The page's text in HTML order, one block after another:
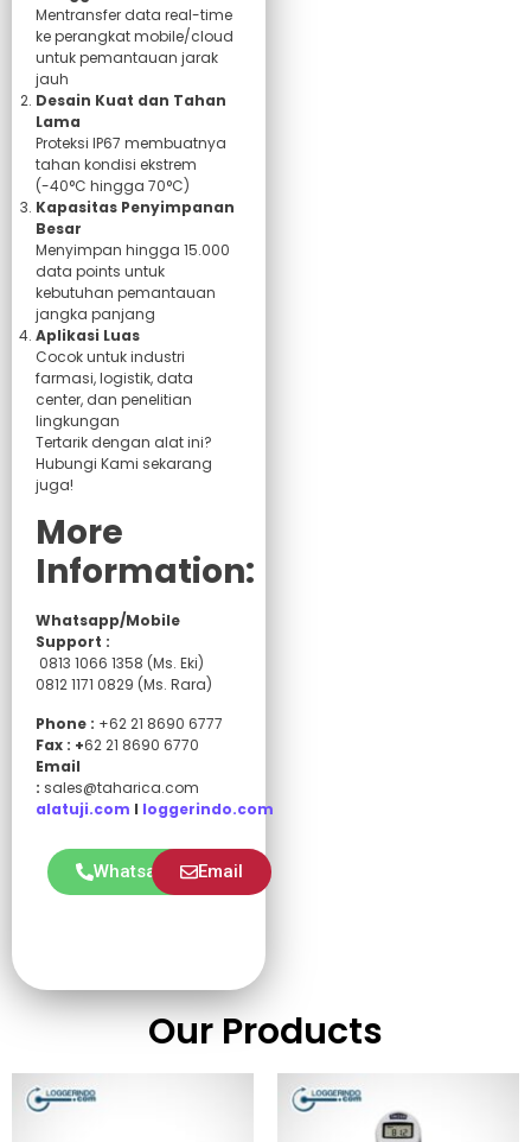
Mentransfer data real-time
ke perangkat mobile/cloud
untuk pemantauan jarak
jauh
Desain Kuat dan Tahan
Lama
Proteksi IP67 membuatnya
tahan kondisi ekstrem
(-40°C hingga 70°C)
Kapasitas Penyimpanan
Besar
Menyimpan hingga 15.000
data points untuk
kebutuhan pemantauan
jangka panjang
Aplikasi Luas
Cocok untuk industri
farmasi, logistik, data
center, dan penelitian
lingkungan
Tertarik dengan alat ini?
Hubungi Kami sekarang
juga!
More
Information:
Whatsapp/Mobile
Support :
0813 1066 1358 (Ms. Eki)
0812 1171 0829 (Ms. Rara)
Phone : +62 21 8690 6777
Fax : +62 21 8690 6770
Email
: sales@taharica.com
alatuji.com I loggerindo.com
Whatsapp Email
Our Products